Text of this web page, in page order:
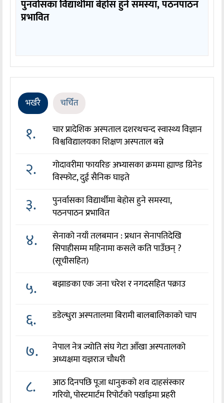
पुनर्वासका विद्यार्थीमा बेहोस हुने समस्या, पठनपाठन
प्रभावित
भर्खरै चर्चित
१.
चार प्रादेशिक अस्पताल दशरथचन्द स्वास्थ्य विज्ञान
विश्वविद्यालयका शिक्षण अस्पताल बन्ने
२.
गोदावरीमा फायरिङ अभ्यासका क्रममा ह्याण्ड ग्रिनेड
विस्फोट, दुई सैनिक घाइते
३.
पुनर्वासका विद्यार्थीमा बेहोस हुने समस्या,
पठनपाठन प्रभावित
४.
सेनाको नयाँ तलबमान : प्रधान सेनापतिदेखि
सिपाहीसम्म महिनामा कसले कति पाउँछन् ?
(सूचीसहित)
५. बझाङका एक जना चरेश र नगदसहित पक्राउ
६. डडेल्धुरा अस्पतालमा बिरामी बालबालिकाको चाप
७.
नेपाल नेत्र ज्योति संघ गेटा आँखा अस्पतालको
अध्यक्षमा यज्ञराज चौधरी
८.
आठ दिनपछि पूजा धानुकको शव दाहसंस्कार
गरियो, पोस्टमार्टम रिपोर्टको पर्खाइमा प्रहरी